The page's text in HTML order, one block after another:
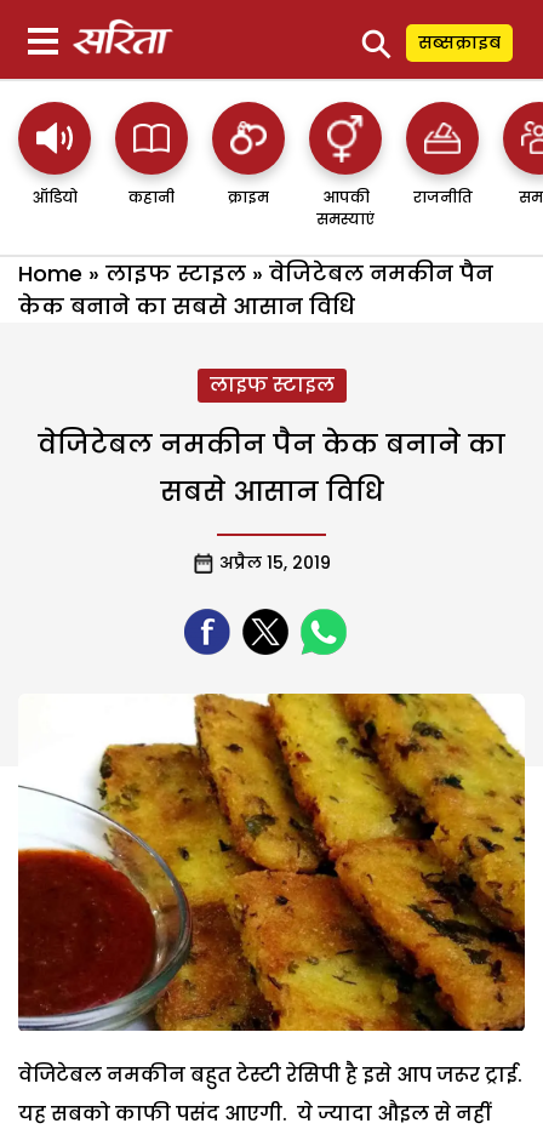
⚲ सब्सक्राइब
ऑडियो कहानी क्राइम
आपकी
समस्याएं
राजनीति
Home » लाइफ स्टाइल » वेजिटेबल नमकीन पैन
केक बनाने का सबसे आसान विधि
लाइफ स्टाइल
वेजिटेबल नमकीन पैन केक बनाने का
सबसे आसान विधि
अप्रैल 15, 2019
वेजिटेबल नमकीन बहुत टेस्टी रेसिपी है इसे आप जरूर ट्राई.
यह सबको काफी पसंद आएगी. ये ज्यादा औइल से नहीं